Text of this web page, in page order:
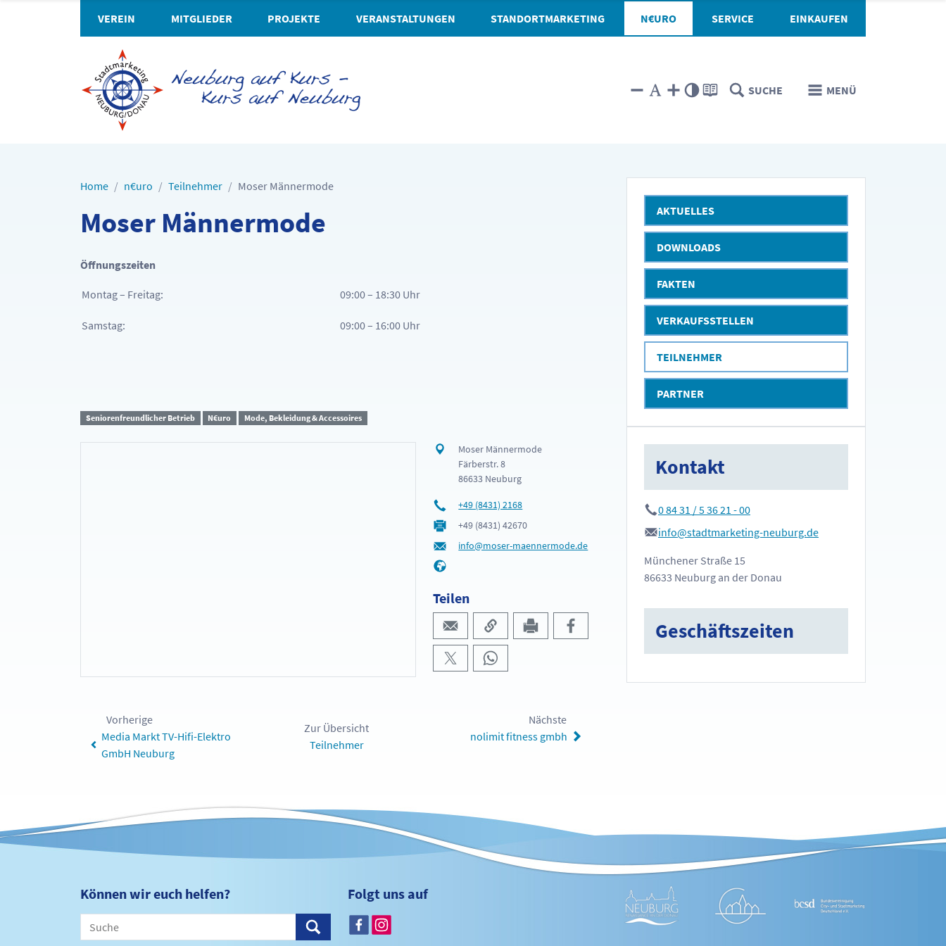
VEREIN MITGLIEDER PROJEKTE VERANSTALTUNGEN STANDORTMARKETING N€URO SERVICE EINKAUFEN
SUCHE MENÜ
Home n€uro Teilnehmer Moser Männermode
Moser Männermode
Öffnungszeiten
Montag – Freitag: 09:00 – 18:30 Uhr
Samstag: 09:00 – 16:00 Uhr
Seniorenfreundlicher Betrieb N€uro Mode, Bekleidung & Accessoires
Moser Männermode
Färberstr. 8
86633 Neuburg
+49 (8431) 2168
+49 (8431) 42670
info@moser-maennermode.de
Teilen
Vorherige
Media Markt TV-Hifi-Elektro
GmbH Neuburg
Zur Übersicht
Teilnehmer
Nächste
nolimit fitness gmbh
AKTUELLES
DOWNLOADS
FAKTEN
VERKAUFSSTELLEN
TEILNEHMER
PARTNER
Kontakt
0 84 31 / 5 36 21 - 00
info@stadtmarketing-neuburg.de
Münchener Straße 15
86633 Neuburg an der Donau
Geschäftszeiten
Können wir euch helfen? Folgt uns auf